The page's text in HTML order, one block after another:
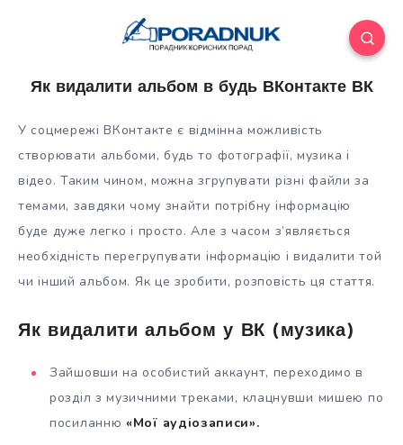
Як видалити альбом в будь ВКонтакте ВК
У соцмережі ВКонтакте є відмінна можливість
створювати альбоми, будь то фотографії, музика і
відео. Таким чином, можна згрупувати різні файли за
темами, завдяки чому знайти потрібну інформацію
буде дуже легко і просто. Але з часом з’являється
необхідність перегрупувати інформацію і видалити той
чи інший альбом. Як це зробити, розповість ця стаття.
Як видалити альбом у ВК (музика)
Зайшовши на особистий аккаунт, переходимо в
розділ з музичними треками, клацнувши мишею по
посиланню «Мої аудіозаписи».